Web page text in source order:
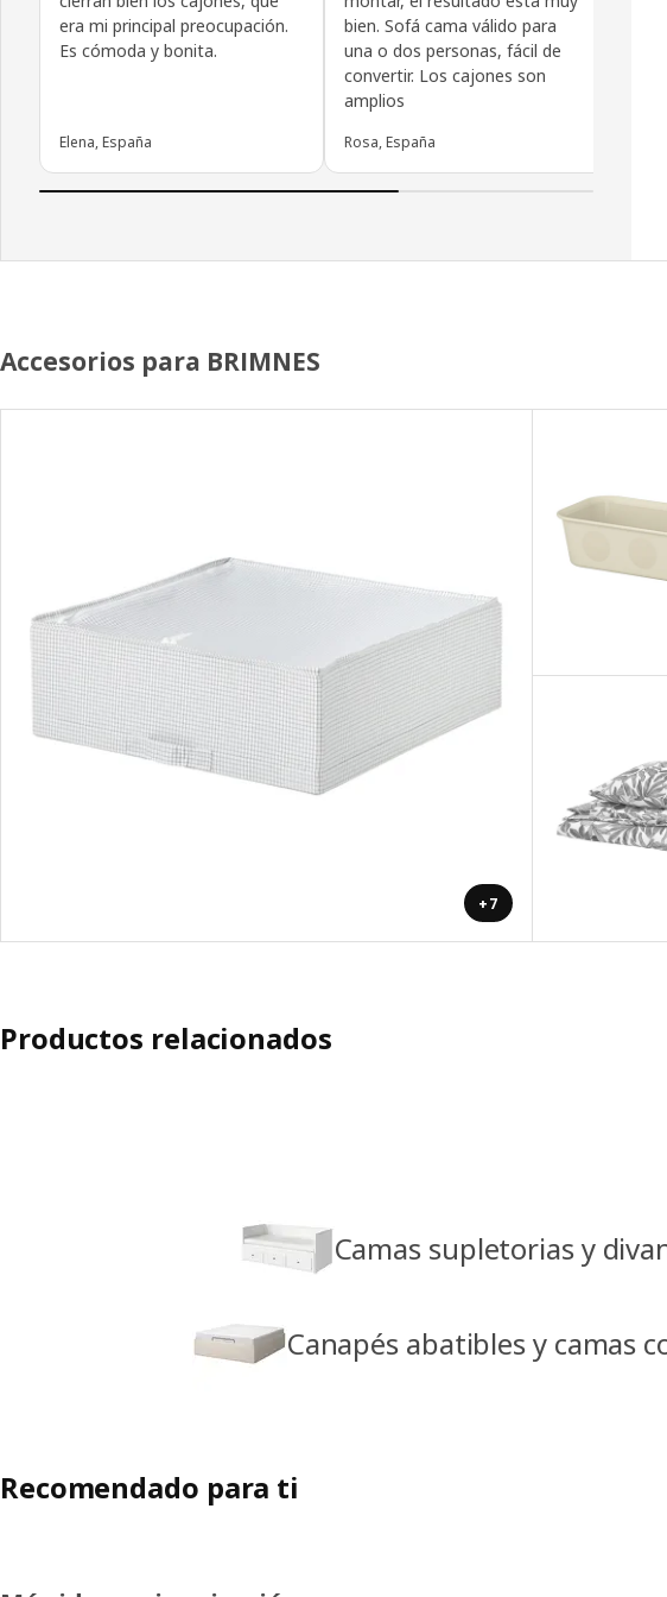
era mi principal preocupación.
Es cómoda y bonita.
Elena, España
bien. Sofá cama válido para
una o dos personas, fácil de
convertir. Los cajones son
amplios
Rosa, España
de
Accesorios para BRIMNES
+7
Productos relacionados
Camas supletorias y
Canapés abatibles y camas
Recomendado para ti